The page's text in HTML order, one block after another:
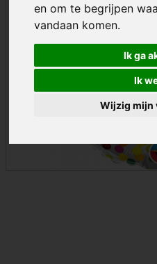
en om te begrijpen
vandaan komen.
Ik ga
Ik
Wijzig mijn